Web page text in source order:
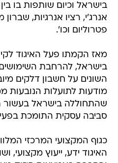
בישראל וכיום שותפות בו
אנרג'י, רציו אנרגיות,
פטרוליום וכו'.
מאז הקמתו פעל האיגוד
בישראל, להרחבת
השונים על חשבון דלקים
מודעות לתועלות הנובעות
שהתחוללה בישראל בעשור
סביבה עסקית התומכת
כגוף המקצועי המרכזי
האיגוד ידע, ייעוץ מקצועי,